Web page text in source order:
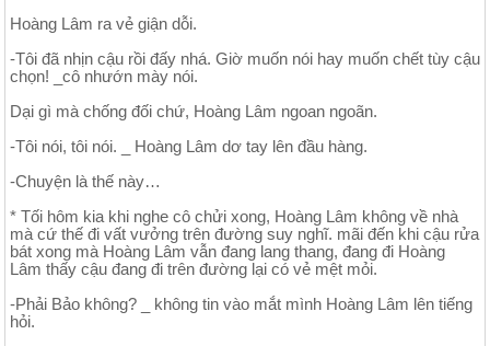
Hoàng Lâm ra vẻ giận dỗi.
-Tôi đã nhịn cậu rồi đấy nhá. Giờ muốn nói hay muốn chết tùy cậu
chọn! _cô nhướn mày nói.
Dại gì mà chống đối chứ, Hoàng Lâm ngoan ngoãn.
-Tôi nói, tôi nói. _ Hoàng Lâm dơ tay lên đầu hàng.
-Chuyện là thế này…
* Tối hôm kia khi nghe cô chửi xong, Hoàng Lâm không về nhà
mà cứ thế đi vất vưởng trên đường suy nghĩ. mãi đến khi cậu rửa
bát xong mà Hoàng Lâm vẫn đang lang thang, đang đi Hoàng
Lâm thấy cậu đang đi trên đường lại có vẻ mệt mỏi.
-Phải Bảo không? _ không tin vào mắt mình Hoàng Lâm lên tiếng
hỏi.